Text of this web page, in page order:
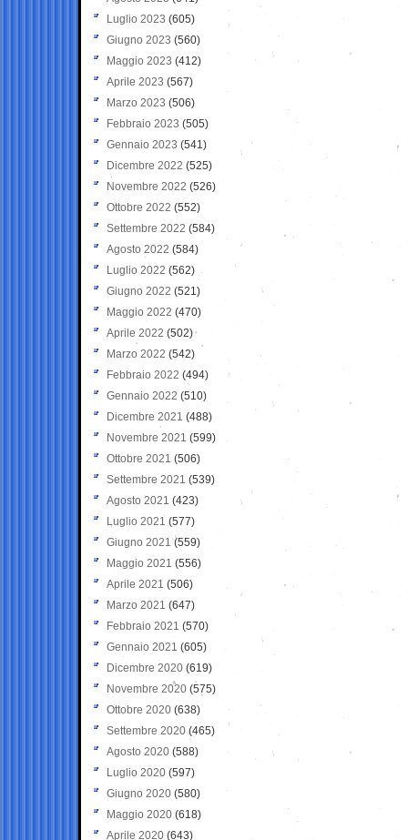
Luglio 2023 (605)
Giugno 2023 (560)
Maggio 2023 (412)
Aprile 2023 (567)
Marzo 2023 (506)
Febbraio 2023 (505)
Gennaio 2023 (541)
Dicembre 2022 (525)
Novembre 2022 (526)
Ottobre 2022 (552)
Settembre 2022 (584)
Agosto 2022 (584)
Luglio 2022 (562)
Giugno 2022 (521)
Maggio 2022 (470)
Aprile 2022 (502)
Marzo 2022 (542)
Febbraio 2022 (494)
Gennaio 2022 (510)
Dicembre 2021 (488)
Novembre 2021 (599)
Ottobre 2021 (506)
Settembre 2021 (539)
Agosto 2021 (423)
Luglio 2021 (577)
Giugno 2021(559)
Maggio 2021 (556)
Aprile 2021 (506)
Marzo 2021 (647)
Febbraio 2021 (570)
Gennaio 2021 (605)
Dicembre 2020 (619)
Novembre 2020 (575)
Ottobre 2020 (638)
Settembre 2020(465)
Agosto 2020 (588)
Luglio 2020 (597)
Giugno 2020 (580)
Maggio 2020 (618)
Aprile 2020 (643)